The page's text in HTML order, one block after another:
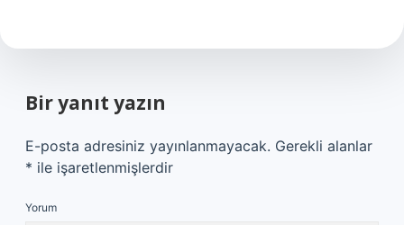
Bir yanıt yazın
E-posta adresiniz yayınlanmayacak. Gerekli alanlar
* ile işaretlenmişlerdir
Yorum